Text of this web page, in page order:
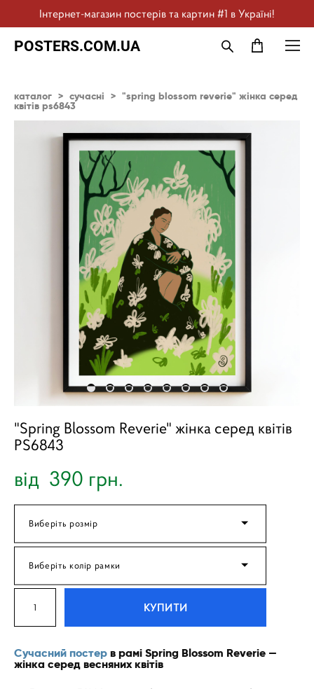
Інтернет-магазин постерів та картин #1 в Україні!
POSTERS.COM.UA
каталог > сучасні > "spring blossom reverie" жінка серед
квітів ps6843
"Spring Blossom Reverie" жінка серед квітів
PS6843
від 390 грн.
Виберіть розмір
Виберіть колір рамки
КУПИТИ
Сучасний постер в рамі Spring Blossom Reverie —
жінка серед весняних квітів